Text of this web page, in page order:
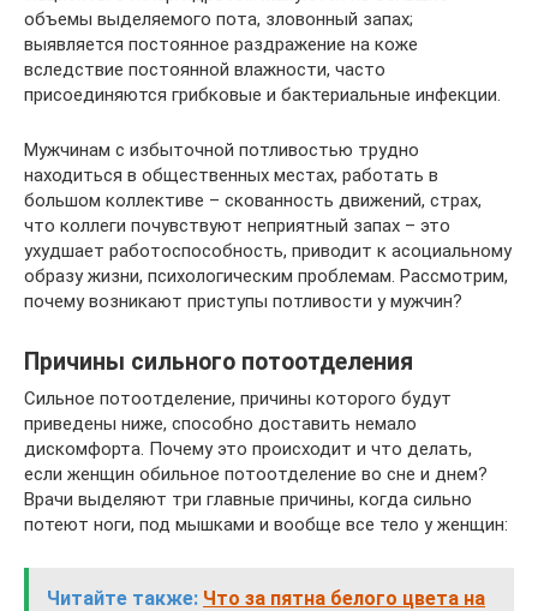
объемы выделяемого пота, зловонный запах;
выявляется постоянное раздражение на коже
вследствие постоянной влажности, часто
присоединяются грибковые и бактериальные инфекции.
Мужчинам с избыточной потливостью трудно
находиться в общественных местах, работать в
большом коллективе – скованность движений, страх,
что коллеги почувствуют неприятный запах – это
ухудшает работоспособность, приводит к асоциальному
образу жизни, психологическим проблемам. Рассмотрим,
почему возникают приступы потливости у мужчин?
Причины сильного потоотделения
Сильное потоотделение, причины которого будут
приведены ниже, способно доставить немало
дискомфорта. Почему это происходит и что делать,
если женщин обильное потоотделение во сне и днем?
Врачи выделяют три главные причины, когда сильно
потеют ноги, под мышками и вообще все тело у женщин:
Читайте также: Что за пятна белого цвета на